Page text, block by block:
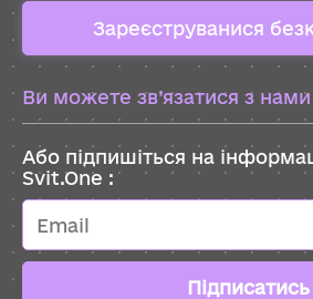
Зареєструванися
Ви можете зв’язатися з нами
Або підпишіться на
Svit.One :
Підписатись